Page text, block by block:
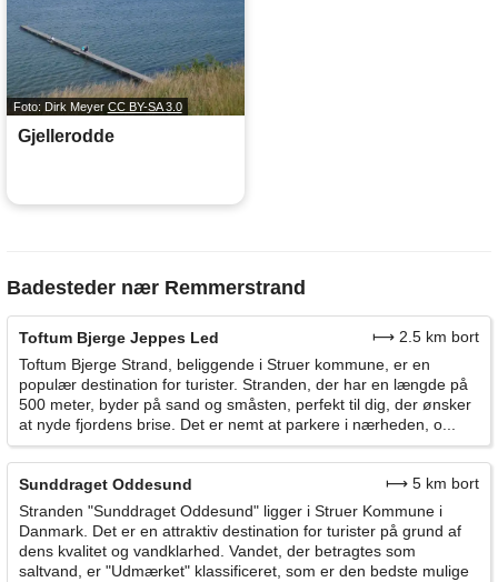
Foto: Dirk Meyer CC BY-SA 3.0
Gjellerodde
Badesteder nær Remmerstrand
Toftum Bjerge Jeppes Led
⟼ 2.5 km bort
Toftum Bjerge Strand, beliggende i Struer kommune, er en
populær destination for turister. Stranden, der har en længde på
500 meter, byder på sand og småsten, perfekt til dig, der ønsker
at nyde fjordens brise. Det er nemt at parkere i nærheden, o...
Sunddraget Oddesund
⟼ 5 km bort
Stranden "Sunddraget Oddesund" ligger i Struer Kommune i
Danmark. Det er en attraktiv destination for turister på grund af
dens kvalitet og vandklarhed. Vandet, der betragtes som
saltvand, er "Udmærket" klassificeret, som er den bedste mulige